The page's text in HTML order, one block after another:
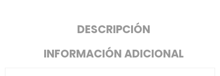
DESCRIPCIÓN
INFORMACIÓN ADICIONAL